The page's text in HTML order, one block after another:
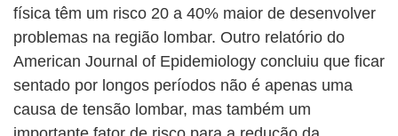
física têm um risco 20 a 40% maior de desenvolver
problemas na região lombar. Outro relatório do
American Journal of Epidemiology concluiu que ficar
sentado por longos períodos não é apenas uma
causa de tensão lombar, mas também um